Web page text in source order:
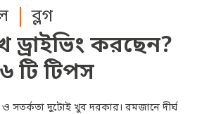
ব্লগ
ড্রাইভিং করছেন?
টি টিপস
সতর্কতা দুটোই খুব দরকার। রমজানে দীর্ঘ
ব্লগ
ড্রাইভিং করছেন?
টি টিপস
সতর্কতা দুটোই খুব দরকার। রমজানে দীর্ঘ
ব্লগ
ড্রাইভিং করছেন?
টি টিপস
সতর্কতা দুটোই খুব দরকার। রমজানে দীর্ঘ